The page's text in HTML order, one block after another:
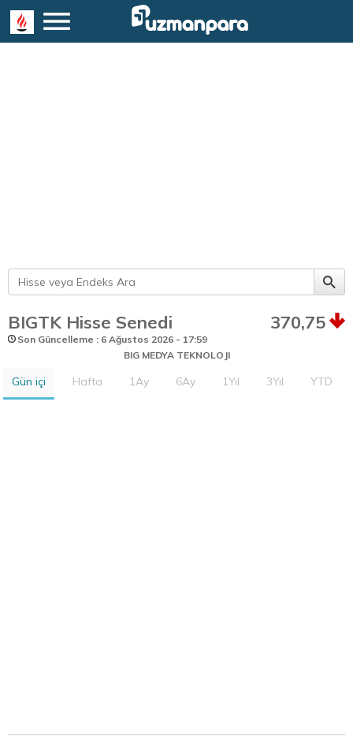
BIGTK Hisse Senedi 370,75
Son Güncelleme : 6 Ağustos 2026 - 17:59
BIG MEDYA TEKNOLOJI
Gün içi Hafta 1Ay 6Ay 1Yıl 3Yıl YTD